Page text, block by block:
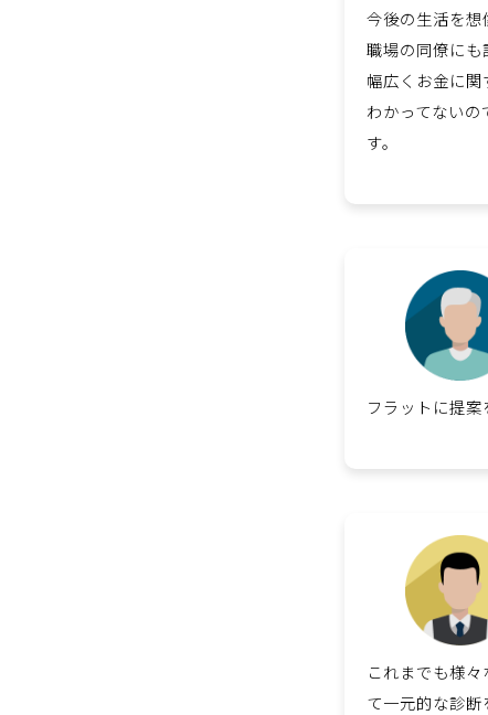
今後の生活を想
職場の同僚に
幅広くお金に
わかってない
す。
フラットに提
これまでも様
て一元的な診